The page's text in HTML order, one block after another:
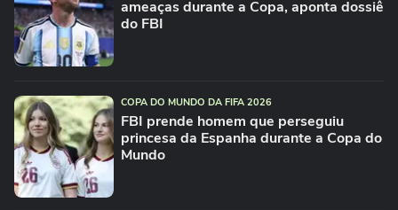
ameaças durante a Copa, aponta dossiê
do FBI
COPA DO MUNDO DA FIFA 2026
FBI prende homem que perseguiu
princesa da Espanha durante a Copa do
Mundo